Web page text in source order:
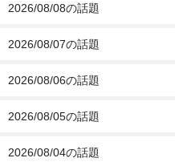
2026/08/08の話題
2026/08/07の話題
2026/08/06の話題
2026/08/05の話題
2026/08/04の話題